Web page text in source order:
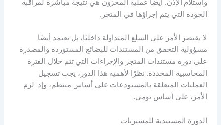
واستلام الإذن. ايضا عملية المخزون هي نتيجة مباشرة لمراقبة
الجودة التي يتم إجراؤها في المتجر.
لا يقتصر الأمر على السلع المتداولة داخليًا، بل تعتمد أيضًا
مسؤولية التحقق من المستندات للبضائع المستوردة والمصدرة
على دورة مستندات المتجر والإجراءات التي تتم خلال الفترة
المحاسبية المحددة. نظرًا لأهمية هذا الدور، يجب تسجيل
العمليات المتعلقة بالمستودعات على أساس منتظم، وإذا لزم
الأمر، على أساس يومي.
الدورة المستندية للمشتريات